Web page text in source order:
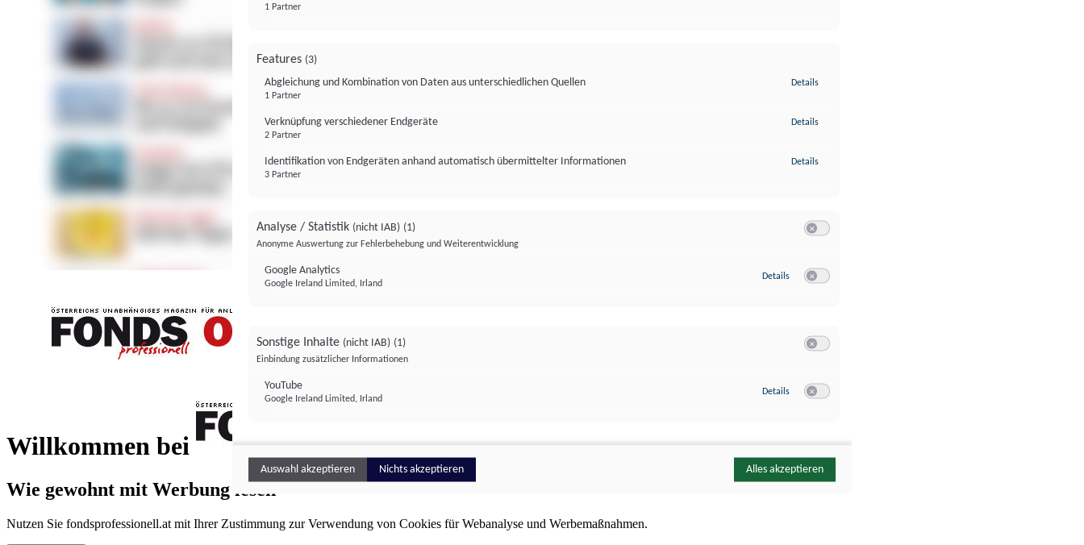
Willkommen bei
FONDS professionell
Wie gewohnt mit Werbung lesen
Nutzen Sie fondsprofessionell.at mit Ihrer Zustimmung zur Verwendung von Cookies für Webanalyse und Werbemaßnahmen.
1 Partner
Features (3)
Abgleichung und Kombination von Daten aus unterschiedlichen Quellen
1 Partner
Details
Verknüpfung verschiedener Endgeräte
2 Partner
Details
Identifikation von Endgeräten anhand automatisch übermittelter Informationen
3 Partner
Details
Analyse / Statistik (nicht IAB) (1)
Anonyme Auswertung zur Fehlerbehebung und Weiterentwicklung
Google Analytics
Google Ireland Limited, Irland
Details zu Google Analytics
Sonstige Inhalte (nicht IAB) (1)
Einbindung zusätzlicher Informationen
YouTube
Google Ireland Limited, Irland
Details zu YouTube
Auswahl akzeptieren Nichts akzeptieren Alles akzeptieren